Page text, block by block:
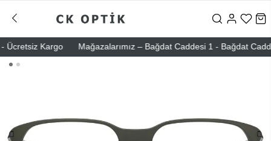
Kargo Mağazalarımız – Bağdat Caddesi 1 - Bağdat